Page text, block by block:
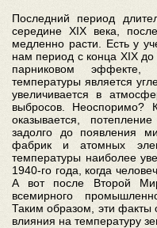
Последний период
середине XIX века,
медленно расти. Есть у
нам период с конца XIX до
парниковом эффекте,
температуры является
увеличивается в
выбросов. Неоспоримо?
оказывается,
задолго до появления
фабрик и атомных
температуры наиболее
1940‑го года, когда
А вот после Второй
всемирного
Таким образом, эти факты
влияния на температуру